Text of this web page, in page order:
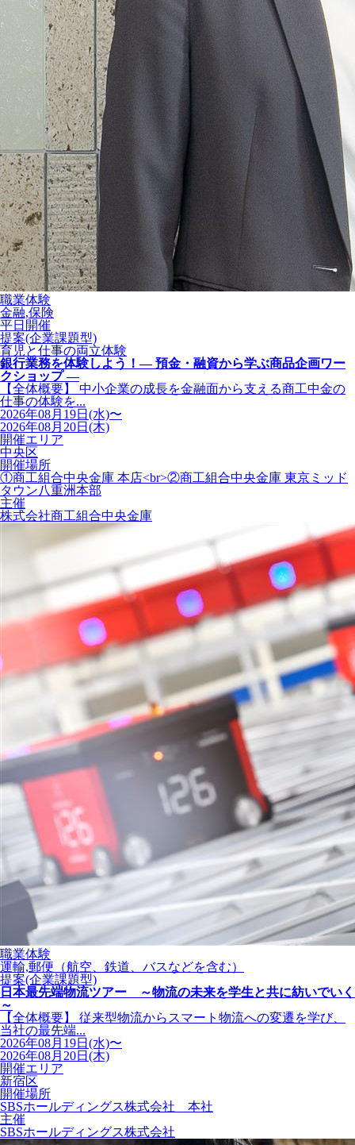
職業体験
金融,保険
平日開催
提案(企業課題型)
育児と仕事の両立体験
銀行業務を体験しよう！― 預金・融資から学ぶ商品企画ワー
クショップ ―
【全体概要】 中小企業の成長を金融面から支える商工中金の
仕事の体験を...
2026年08月19日(水)〜
2026年08月20日(木)
開催エリア
中央区
開催場所
①商工組合中央金庫 本店<br>②商工組合中央金庫 東京ミッド
タウン八重洲本部
主催
株式会社商工組合中央金庫
職業体験
運輸,郵便（航空、鉄道、バスなどを含む）
提案(企業課題型)
日本最先端物流ツアー ～物流の未来を学生と共に紡いでいく
～
【全体概要】 従来型物流からスマート物流への変遷を学び、
当社の最先端...
2026年08月19日(水)〜
2026年08月20日(木)
開催エリア
新宿区
開催場所
SBSホールディングス株式会社 本社
主催
SBSホールディングス株式会社